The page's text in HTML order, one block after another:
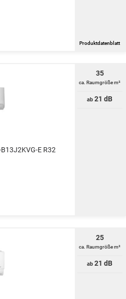
Produktdatenblatt
E R32
35
ca. Raumgröße m²
ab 21 dB
25
ca. Raumgröße m²
ab 21 dB